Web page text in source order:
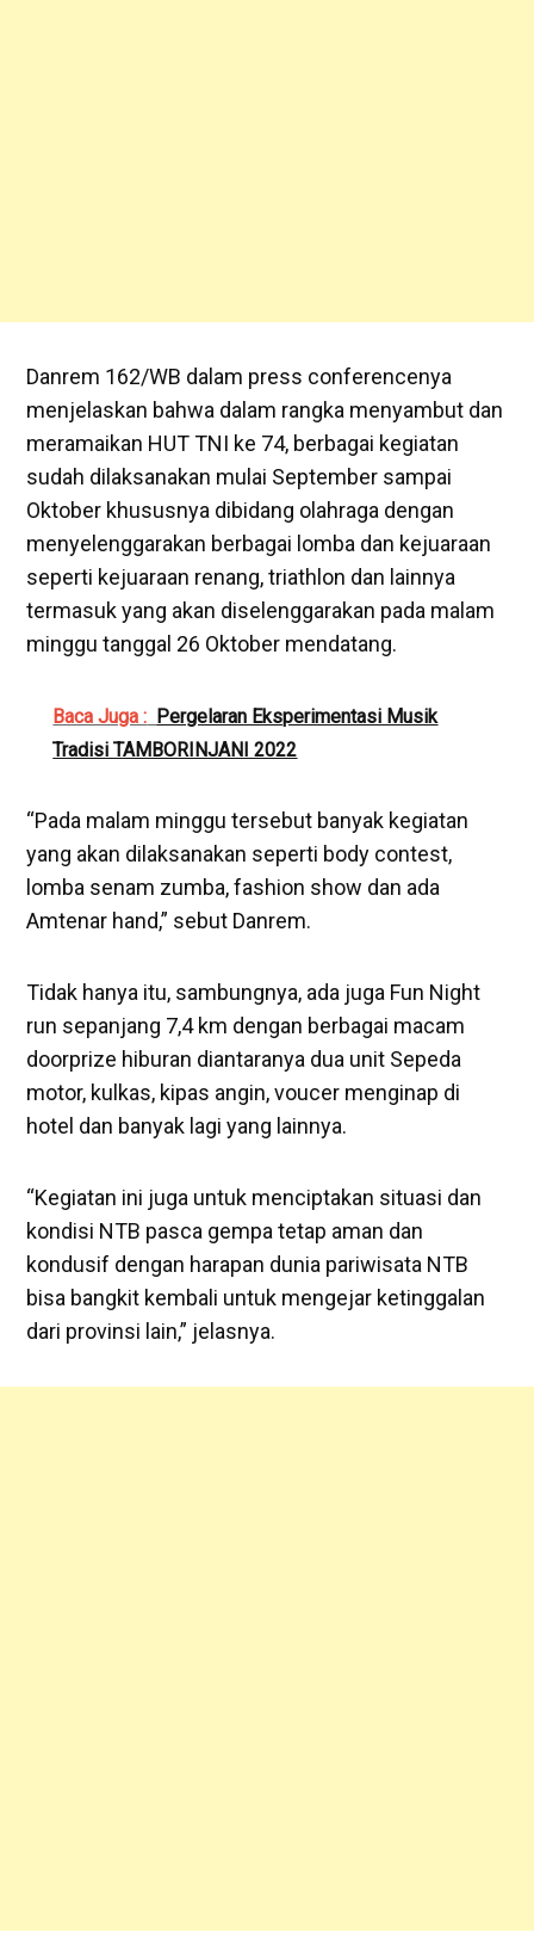
Danrem 162/WB dalam press conferencenya
menjelaskan bahwa dalam rangka menyambut dan
meramaikan HUT TNI ke 74, berbagai kegiatan
sudah dilaksanakan mulai September sampai
Oktober khususnya dibidang olahraga dengan
menyelenggarakan berbagai lomba dan kejuaraan
seperti kejuaraan renang, triathlon dan lainnya
termasuk yang akan diselenggarakan pada malam
minggu tanggal 26 Oktober mendatang.
Baca Juga : Pergelaran Eksperimentasi Musik
Tradisi TAMBORINJANI 2022
“Pada malam minggu tersebut banyak kegiatan
yang akan dilaksanakan seperti body contest,
lomba senam zumba, fashion show dan ada
Amtenar hand,” sebut Danrem.
Tidak hanya itu, sambungnya, ada juga Fun Night
run sepanjang 7,4 km dengan berbagai macam
doorprize hiburan diantaranya dua unit Sepeda
motor, kulkas, kipas angin, voucer menginap di
hotel dan banyak lagi yang lainnya.
“Kegiatan ini juga untuk menciptakan situasi dan
kondisi NTB pasca gempa tetap aman dan
kondusif dengan harapan dunia pariwisata NTB
bisa bangkit kembali untuk mengejar ketinggalan
dari provinsi lain,” jelasnya.